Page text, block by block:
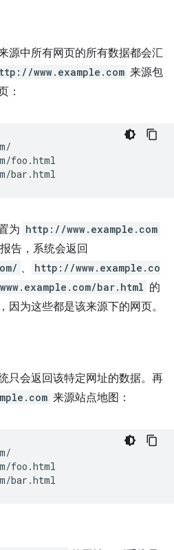
源中所有网页的所有数据都会汇
www.example.com 来源包
：
foo.html
为 http://www.example.com
告，系统会返回
、
http://www.example.co
bar.html 的
因为这些都是该来源下的网页。
只会返回该特定网址的数据。再
来源站点地图：
foo.html